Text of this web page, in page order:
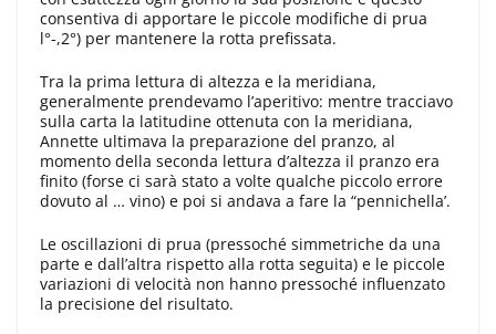
consentiva di apporta­re le piccole modifiche di prua
l°-,2°) per mantenere la rotta prefis­sata.
Tra la prima lettura di altezza e la meridiana,
generalmente prendeva­mo l’aperitivo: mentre tracciavo
sulla carta la latitudine ottenuta con la me­ridiana,
Annette ultimava la prepara­zione del pranzo, al
momento della seconda lettura d’altezza il pranzo era
finito (forse ci sarà stato a volte qual­che piccolo errore
dovuto al … vino) e poi si andava a fare la “pennichel­la’.
Le oscillazioni di prua (pressoché simmetriche da una
parte e dall’altra rispetto alla rotta seguita) e le piccole
variazioni di velocità non hanno pressoché influenzato
la precisione del risultato.